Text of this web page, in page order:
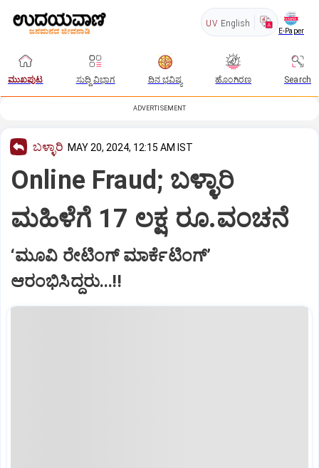
UV English
E-Paper
ಮುಖಪುಟ ಸುದ್ದಿ ವಿಭಾಗ ದಿನ ಭವಿಷ್ಯ ಹೊಂಗಿರಣ Search
ADVERTISEMENT
ಬಳ್ಳಾರಿ MAY 20, 2024, 12:15 AM IST
Online Fraud; ಬಳ್ಳಾರಿ
ಮಹಿಳೆಗೆ 17 ಲಕ್ಷ ರೂ.ವಂಚನೆ
‘ಮೂವಿ ರೇಟಿಂಗ್‌ ಮಾರ್ಕೆಟಿಂಗ್‌’
ಆರಂಭಿಸಿದ್ದರು...!!